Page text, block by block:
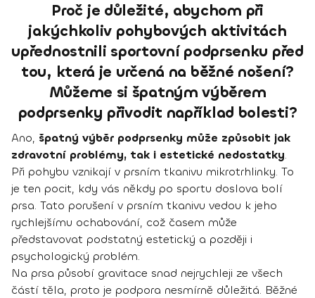
Proč je důležité, abychom při
jakýchkoliv pohybových aktivitách
upřednostnili sportovní podprsenku před
tou, která je určená na běžné nošení?
Můžeme si špatným výběrem
podprsenky přivodit například bolesti?
Ano, špatný výběr podprsenky může způsobit jak
zdravotní problémy, tak i estetické nedostatky.
Při pohybu vznikají v prsním tkanivu mikrotrhlinky. To
je ten pocit, kdy vás někdy po sportu doslova bolí
prsa. Tato porušení v prsním tkanivu vedou k jeho
rychlejšímu ochabování, což časem může
představovat podstatný estetický a později i
psychologický problém.
Na prsa působí gravitace snad nejrychleji ze všech
částí těla, proto je podpora nesmírně důležitá. Běžné